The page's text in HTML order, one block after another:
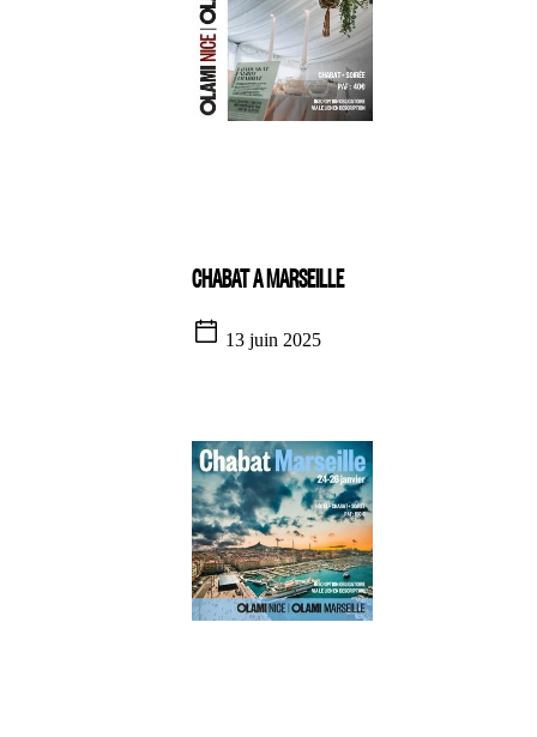
CHABAT A MARSEILLE
13 juin 2025